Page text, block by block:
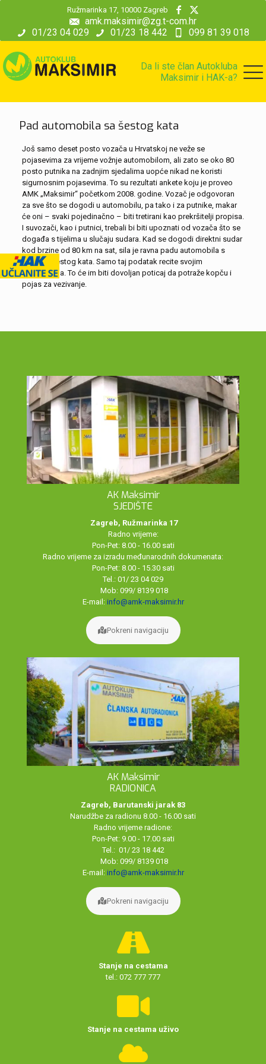
01/23 04 029 01/23 18 442 099 81 39 018
amk.maksimir@zg.t-com.hr
Ružmarinka 17, 10000 Zagreb
Da li ste član Autokluba
Maksimir i HAK-a?
Pad automobila sa šestog kata
Još samo deset posto vozača u Hrvatskoj ne veže se
pojasevima za vrijeme vožnje automobilom, ali zato se oko 80
posto putnika na zadnjim sjedalima uopće nikad ne koristi
sigurnosnim pojasevima. To su rezultati ankete koju je proveo
AMK „Maksimir“ početkom 2008. godine. Vozač je odgovoran
za sve što se dogodi u automobilu, pa tako i za putnike, makar
će oni – svaki pojedinačno – biti tretirani kao prekršitelji propisa.
I suvozači, kao i putnici, trebali bi biti upoznati od vozača što se
događa s tijelima u slučaju sudara. Kad se dogodi direktni sudar
kod brzine od 80 km na sat, sila je ravna padu automobila s
petog ili šestog kata. Samo taj podatak recite svojim
suputnicima. To će im biti dovoljan poticaj da potraže kopču i
pojas za vezivanje.
AK Maksimir
SJEDIŠTE
Zagreb, Ružmarinka 17
Radno vrijeme:
Pon-Pet: 8.00 - 16.00 sati
Radno vrijeme za izradu međunarodnih dokumenata:
Pon-Pet: 8.00 - 15.30 sati
Tel.: 01/ 23 04 029
Mob: 099/ 8139 018
E-mail: info@amk-maksimir.hr
Pokreni navigaciju
AK Maksimir
RADIONICA
Zagreb, Barutanski jarak 83
Narudžbe za radionu 8.00 - 16.00 sati
Radno vrijeme radione:
Pon-Pet: 9.00 - 17.00 sati
Tel.: 01/ 23 18 442
Mob: 099/ 8139 018
E-mail: info@amk-maksimir.hr
Pokreni navigaciju
Stanje na cestama
tel.: 072 777 777
Stanje na cestama uživo